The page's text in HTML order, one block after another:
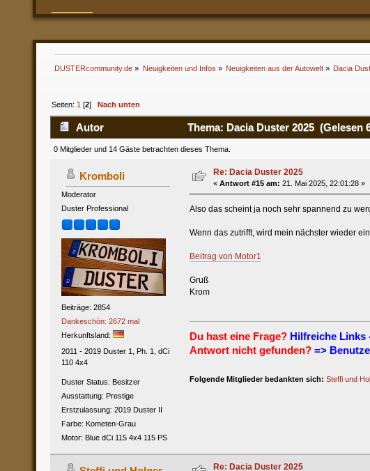
DUSTERcommunity.de » Neuigkeiten und Infos » Neuigkeiten aus der Autowelt» Dacia
Seiten: 1 [2] Nach unten
Autor Thema: Dacia Duster 2025 (Gelesen
0 Mitglieder und 14 Gäste betrachten dieses Thema.
Kromboli
Moderator
Duster Professional
Beiträge: 2854
Dankeschön: 2672 mal
Herkunftsland:
2011 - 2019 Duster 1, Ph. 1, dCi
110 4x4
Duster Status: Besitzer
Ausstattung: Prestige
Erstzulassung: 2019 Duster II
Farbe: Kometen-Grau
Motor: Blue dCi 115 4x4 115 PS
Re: Dacia Duster 2025
« Antwort #15 am: 21. Mai 2025, 22:01:28 »
Also das scheint ja noch sehr spannend zu
Wenn das zutrifft, wird mein nächster wieder
Beitrag von Motor1
Gruß
Krom
Du hast eine Frage? Hilfreiche Links
Antwort nicht gefunden? =>
Folgende Mitglieder bedankten sich: Steffi und
Re: Dacia Duster 2025